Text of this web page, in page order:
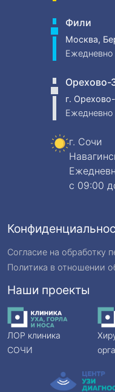
Фили
Москва,
Ежедневно
Орехово-
г.
Ежедневно
г. Сочи
c 09:00
Согласие на обработку
Политика в отношении
Наши проекты
ЛОР клиника
СОЧИ